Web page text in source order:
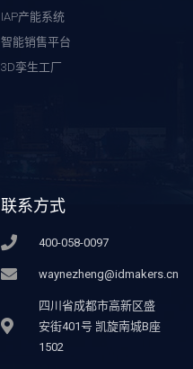
IAP产能系统
智能销售平台
3D孪生工厂
联系方式
400-058-0097
waynezheng@idmakers.cn
四川省成都市高新区盛
安街401号 凯旋南城B座
1502